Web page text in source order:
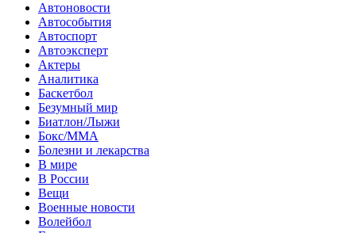
Автоновости
Автособытия
Автоспорт
Автоэксперт
Актеры
Аналитика
Баскетбол
Безумный мир
Биатлон/Лыжи
Бокс/MMA
Болезни и лекарства
В мире
В России
Вещи
Военные новости
Волейбол